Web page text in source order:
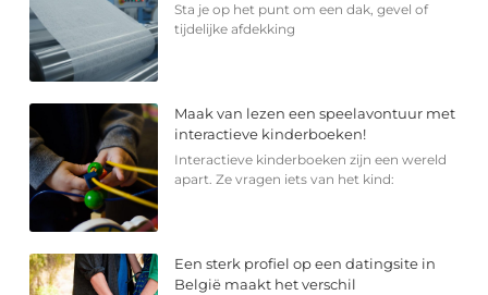
Sta je op het punt om een dak, gevel of
tijdelijke afdekking
Maak van lezen een speelavontuur met
interactieve kinderboeken!
Interactieve kinderboeken zijn een wereld
apart. Ze vragen iets van het kind:
Een sterk profiel op een datingsite in
België maakt het verschil